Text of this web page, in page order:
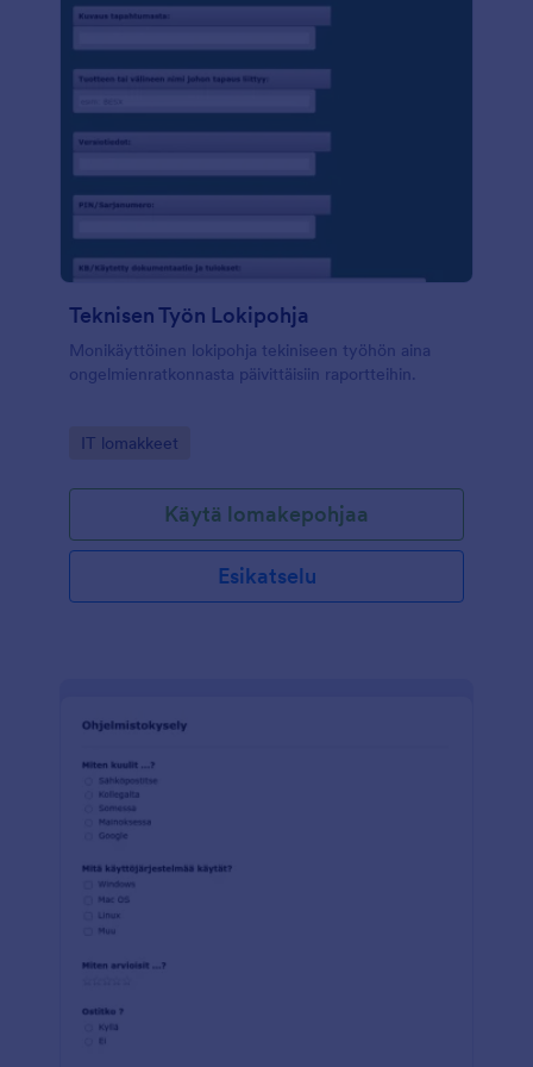
Teknisen Työn Lokipohja
Monikäyttöinen lokipohja tekiniseen työhön aina
ongelmienratkonnasta päivittäisiin raportteihin.
Go to Category:
IT lomakkeet
Käytä lomakepohjaa
Esikatselu